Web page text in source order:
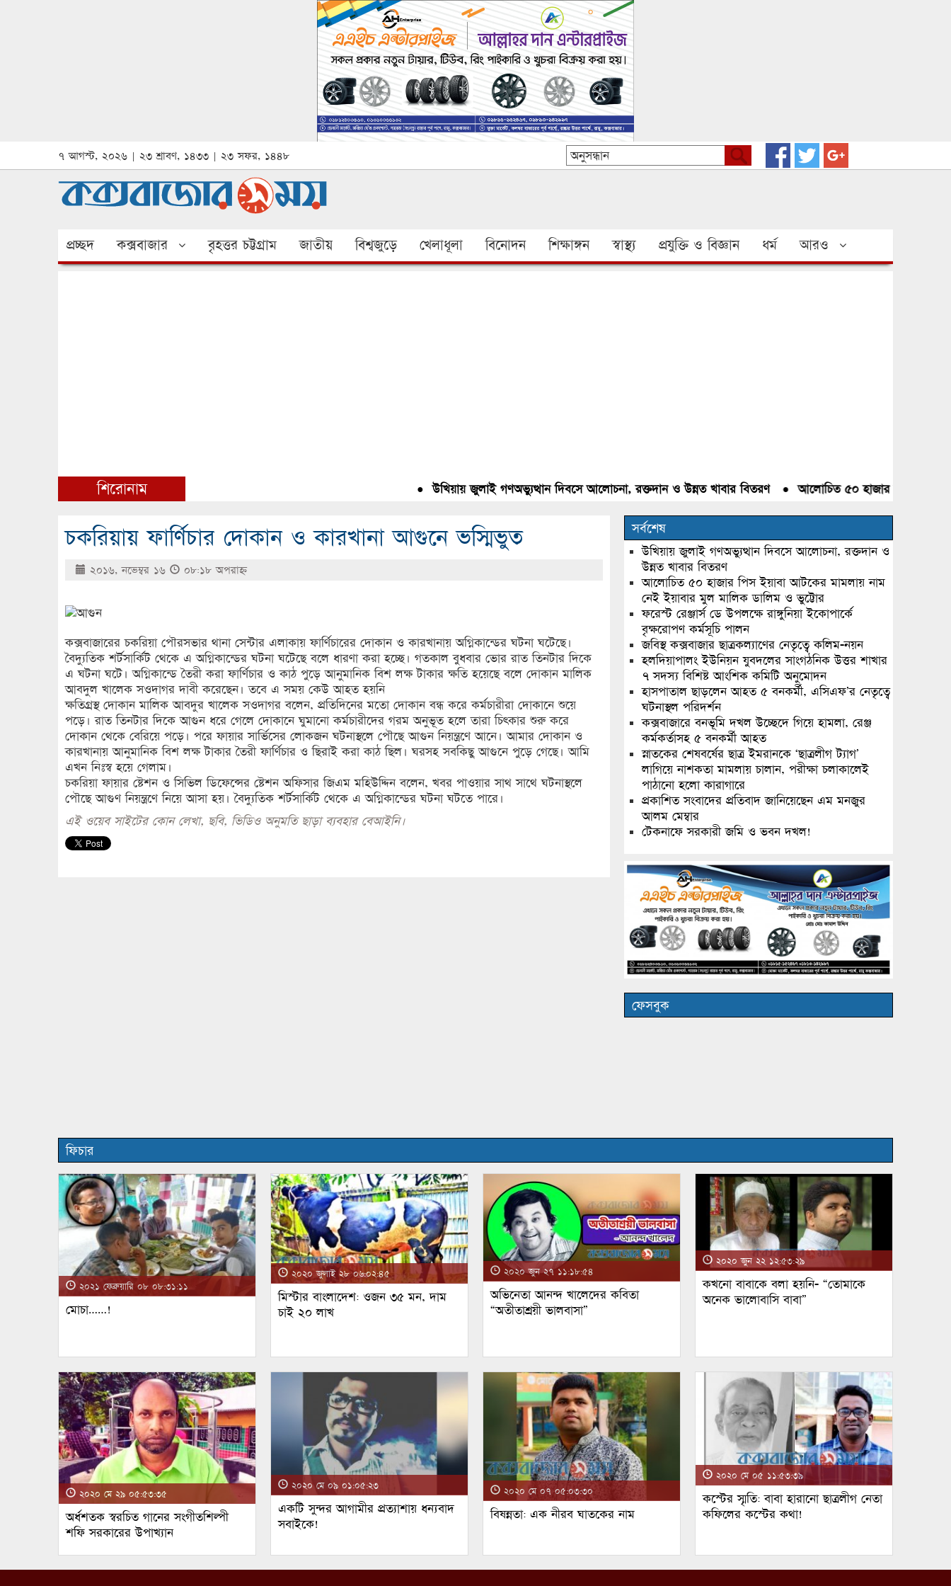
৭ আগস্ট, ২০২৬ | ২৩ শ্রাবণ, ১৪৩৩ | ২৩ সফর, ১৪৪৮
প্রচ্ছদ কক্সবাজার বৃহত্তর চট্টগ্রাম জাতীয় বিশ্বজুড়ে খেলাধূলা বিনোদন শিক্ষাঙ্গন স্বাস্থ্য প্রযুক্তি ও বিজ্ঞান ধর্ম আরও
শিরোনাম উখিয়ায় জুলাই গণঅভ্যুত্থান দিবসে আলোচনা, রক্তদান ও উন্নত খাবার বিতরণ● আলোচিত ৫০ হাজার পিস ইয়াবা
চকরিয়ায় ফার্ণিচার দোকান ও কারখানা আগুনে ভস্মিভুত
২০১৬, নভেম্বর ১৬ ০৮:১৮ অপরাহ্ণ
কক্সবাজারের চকরিয়া পৌরসভার থানা সেন্টার এলাকায় ফার্ণিচারের দোকান ও কারখানায় অগ্নিকান্ডের ঘটনা ঘটেছে।
বৈদ্যুতিক শর্টসার্কিট থেকে এ অগ্নিকান্ডের ঘটনা ঘটেছে বলে ধারণা করা হচ্ছে। গতকাল বুধবার ভোর রাত তিনটার দিকে
এ ঘটনা ঘটে। অগ্নিকান্ডে তৈরী করা ফার্ণিচার ও কাঠ পুড়ে আনুমানিক বিশ লক্ষ টাকার ক্ষতি হয়েছে বলে দোকান মালিক
আবদুল খালেক সওদাগর দাবী করেছেন। তবে এ সময় কেউ আহত হয়নি
ক্ষতিগ্রস্থ দোকান মালিক আবদুর খালেক সওদাগর বলেন, প্রতিদিনের মতো দোকান বন্ধ করে কর্মচারীরা দোকানে শুয়ে
পড়ে। রাত তিনটার দিকে আগুন ধরে গেলে দোকানে ঘুমানো কর্মচারীদের গরম অনুভূত হলে তারা চিৎকার শুরু করে
দোকান থেকে বেরিয়ে পড়ে। পরে ফায়ার সার্ভিসের লোকজন ঘটনাস্থলে পৌছে আগুন নিয়ন্ত্রণে আনে। আমার দোকান ও
কারখানায় আনুমানিক বিশ লক্ষ টাকার তৈরী ফার্ণিচার ও ছিরাই করা কাঠ ছিল। ঘরসহ সবকিছু আগুনে পুড়ে গেছে। আমি
এখন নিঃস্ব হয়ে গেলাম।
চকরিয়া ফায়ার ষ্টেশন ও সিভিল ডিফেন্সের ষ্টেশন অফিসার জিএম মহিউদ্দিন বলেন, খবর পাওয়ার সাথ সাথে ঘটনাস্থলে
পৌছে আগুণ নিয়ন্ত্রণে নিয়ে আসা হয়। বৈদ্যুতিক শর্টসার্কিট থেকে এ অগ্নিকান্ডের ঘটনা ঘটতে পারে।
এই ওয়েব সাইটের কোন লেখা, ছবি, ভিডিও অনুমতি ছাড়া ব্যবহার বেআইনি।
সর্বশেষ
উখিয়ায় জুলাই গণঅভ্যুত্থান দিবসে আলোচনা, রক্তদান ও
উন্নত খাবার বিতরণ
আলোচিত ৫০ হাজার পিস ইয়াবা আটকের মামলায় নাম
নেই ইয়াবার মুল মালিক ডালিম ও ভুট্টোর
ফরেস্ট রেঞ্জার্স ডে উপলক্ষে রাঙ্গুনিয়া ইকোপার্কে
বৃক্ষরোপণ কর্মসূচি পালন
জবিস্থ কক্সবাজার ছাত্রকল্যাণের নেতৃত্বে কলিম-নয়ন
হলদিয়াপালং ইউনিয়ন যুবদলের সাংগঠনিক উত্তর শাখার
৭ সদস্য বিশিষ্ট আংশিক কমিটি অনুমোদন
হাসপাতাল ছাড়লেন আহত ৫ বনকর্মী, এসিএফ’র নেতৃত্বে
ঘটনাস্থল পরিদর্শন
কক্সবাজারে বনভূমি দখল উচ্ছেদে গিয়ে হামলা, রেঞ্জ
কর্মকর্তাসহ ৫ বনকর্মী আহত
স্নাতকের শেষবর্ষের ছাত্র ইমরানকে ‘ছাত্রলীগ ট্যাগ’
লাগিয়ে নাশকতা মামলায় চালান, পরীক্ষা চলাকালেই
পাঠানো হলো কারাগারে
প্রকাশিত সংবাদের প্রতিবাদ জানিয়েছেন এম মনজুর
আলম মেম্বার
টেকনাফে সরকারী জমি ও ভবন দখল!
ফেসবুক
ফিচার
২০২১ ফেব্রুয়ারি ০৮ ০৮:৩১:১১
মোচা……!
২০২০ জুলাই ২৮ ০৬:০২:৪৫
মিস্টার বাংলাদেশ: ওজন ৩৫ মন, দাম
চাই ২০ লাখ
২০২০ জুন ২৭ ১১:১৮:৫৪
অভিনেতা আনন্দ খালেদের কবিতা
“অতীতাশ্রয়ী ভালবাসা”
২০২০ জুন ২২ ১২:৫৩:২৯
কখনো বাবাকে বলা হয়নি- “তোমাকে
অনেক ভালোবাসি বাবা”
২০২০ মে ২৯ ০৫:৫৩:৩৫
অর্ধশতক স্বরচিত গানের সংগীতশিল্পী
শফি সরকারের উপাখ্যান
২০২০ মে ০৯ ০১:০৫:২৩
একটি সুন্দর আগামীর প্রত্যাশায় ধন্যবাদ
সবাইকে!
২০২০ মে ০৭ ০৫:০৩:৩০
বিষন্নতা: এক নীরব ঘাতকের নাম
২০২০ মে ০৫ ১১:৫৩:৩৯
কস্টের স্মৃতি: বাবা হারানো ছাত্রলীগ নেতা
কফিলের কস্টের কথা!